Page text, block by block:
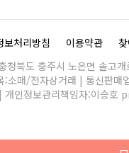
보처리방침 이용약관
북도 충주시 노은면 솔고
매/전자상거래 | 통신판매
인정보관리책임자:이승호